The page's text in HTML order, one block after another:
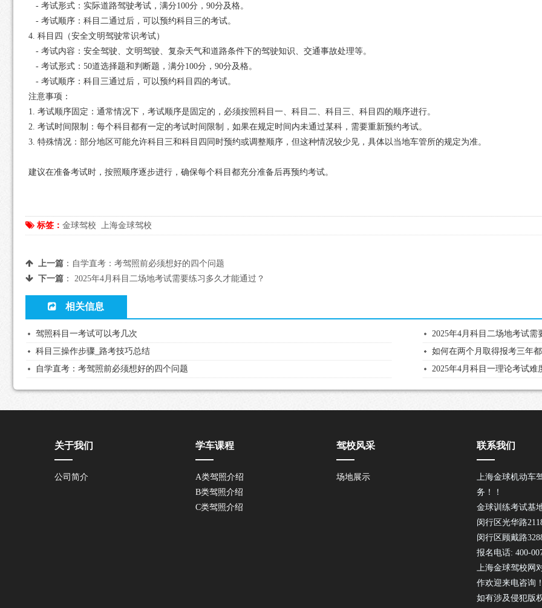
- 考试形式：实际道路驾驶考试，满分100分，90分及格。
- 考试顺序：科目二通过后，可以预约科目三的考试。
4. 科目四（安全文明驾驶常识考试）
- 考试内容：安全驾驶、文明驾驶、复杂天气和道路条件下的驾驶知识、交通事故处理等。
- 考试形式：50道选择题和判断题，满分100分，90分及格。
- 考试顺序：科目三通过后，可以预约科目四的考试。
注意事项：
1. 考试顺序固定：通常情况下，考试顺序是固定的，必须按照科目一、科目二、科目三、科目四的顺序进行。
2. 考试时间限制：每个科目都有一定的考试时间限制，如果在规定时间内未通过某科，需要重新预约考试。
3. 特殊情况：部分地区可能允许科目三和科目四同时预约或调整顺序，但这种情况较少见，具体以当地车管所的规定为准。
建议在准备考试时，按照顺序逐步进行，确保每个科目都充分准备后再预约考试。
标签： 金球驾校 上海金球驾校
上一篇： 自学直考：考驾照前必须想好的四个问题
下一篇： 2025年4月科目二场地考试需要练习多久才能通过？
相关信息
驾照科目一考试可以考几次
2025年4月科目二场地考试
科目三操作步骤_路考技巧总结
如何在两个月取得报考三年
自学直考：考驾照前必须想好的四个问题
2025年4月科目一理论考试难
关于我们
公司简介
学车课程
A类驾照介绍
B类驾照介绍
C类驾照介绍
驾校风采
场地展示
联系我们
上海金球机动车
务！！
金球训练考试基
闵行区光华路
闵行区顾戴路
报名电话: 400-
上海金球驾校网
作欢迎来电咨询
如有涉及侵犯版